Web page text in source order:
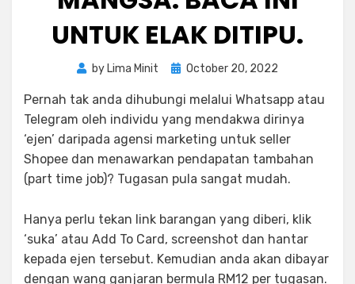
UNTUK ELAK DITIPU.
by Lima Minit
Posted
October 20, 2022
Pernah tak anda dihubungi melalui Whatsapp atau
Telegram oleh individu yang mendakwa dirinya
‘ejen’ daripada agensi marketing untuk seller
Shopee dan menawarkan pendapatan tambahan
(part time job)? Tugasan pula sangat mudah.
Hanya perlu tekan link barangan yang diberi, klik
‘suka’ atau Add To Card, screenshot dan hantar
kepada ejen tersebut. Kemudian anda akan dibayar
dengan wang ganjaran bermula RM12 per tugasan.